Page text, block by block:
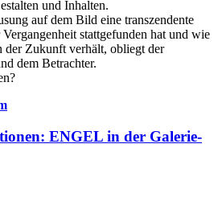
und Inhalten.
auf dem Bild eine transzendente
stattgefunden hat und wie
der Zukunft verhält, obliegt der
dem Betrachter.
ENGEL in der Galerie-